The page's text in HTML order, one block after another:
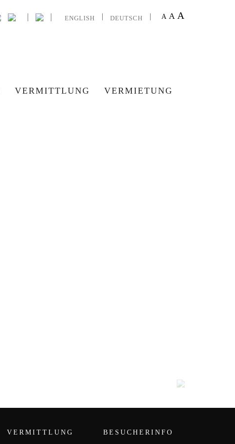
ENGLISH DEUTSCH A A A
VERMITTLUNG VERMIETUNG
VERMITTLUNG BESUCHERINFO